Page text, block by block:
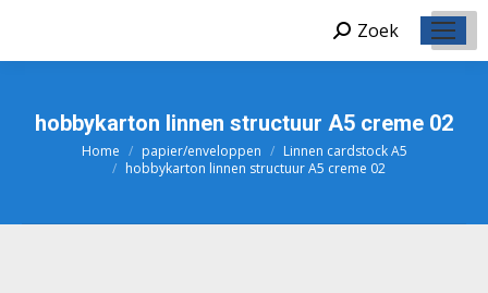
Zoeken:
Zoek
hobbykarton linnen structuur A5 creme 02
Je bent hier:
Home papier/enveloppen
Linnen cardstock A5
hobbykarton linnen structuur A5 creme 02